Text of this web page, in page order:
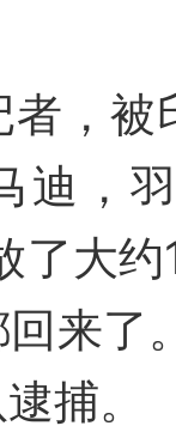
者，
迪，
了大
来了
捕。